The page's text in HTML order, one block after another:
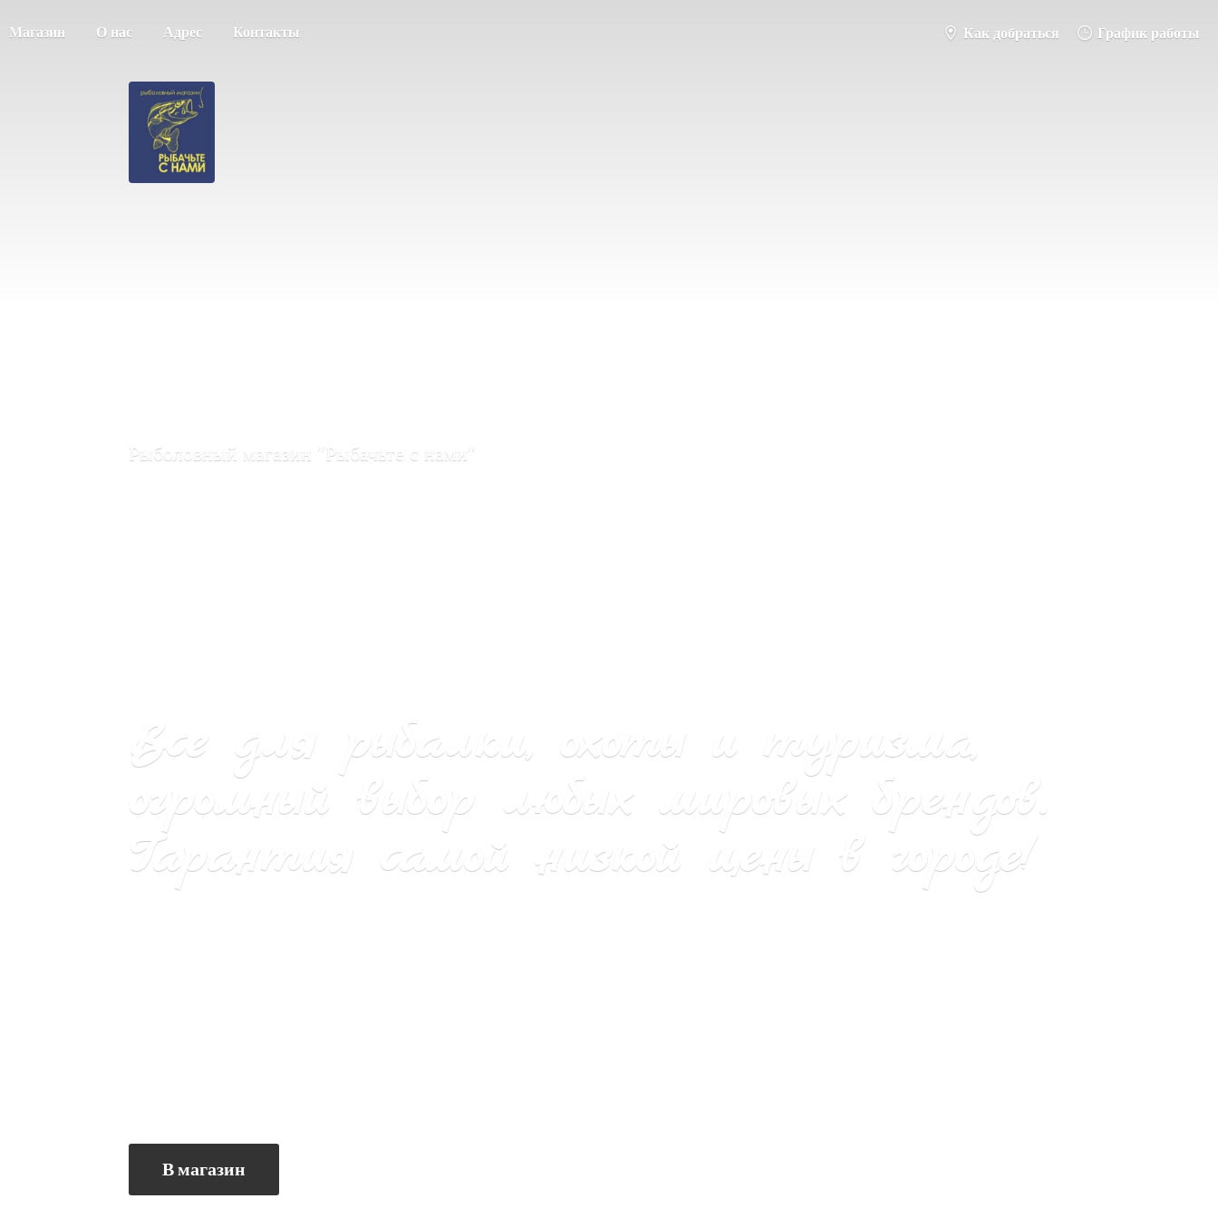
Магазин О нас Адрес Контакты Как добраться График работы
Все для рыбалки, охоты и туризма,
огромный выбор любых мировых брендов.
Гарантия самой низкой цены в городе!
Рыболовный магазин "Рыбачьте с нами"
В магазин